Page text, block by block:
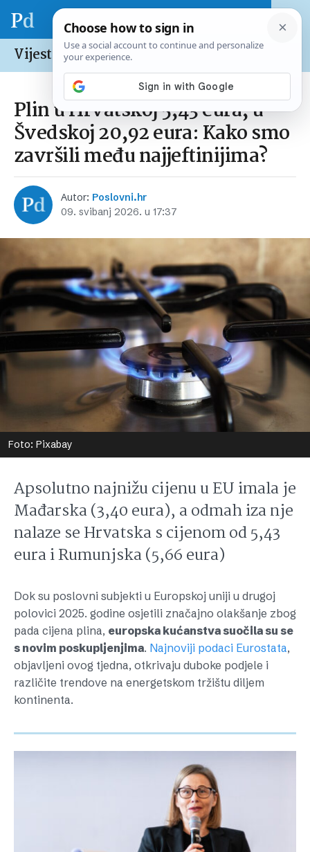
Vijesti /Europska unija
Plin u Hrvatskoj 5,43 eura, u
Švedskoj 20,92 eura: Kako smo
završili među najjeftinijima?
Autor: Poslovni.hr
09. svibanj 2026. u 17:37
Foto: Pixabay
Apsolutno najnižu cijenu u EU imala je
Mađarska (3,40 eura), a odmah iza nje
nalaze se Hrvatska s cijenom od 5,43
eura i Rumunjska (5,66 eura)
Dok su poslovni subjekti u Europskoj uniji u drugoj
polovici 2025. godine osjetili značajno olakšanje zbog
pada cijena plina, europska kućanstva suočila su se
s novim poskupljenjima. Najnoviji podaci Eurostata,
objavljeni ovog tjedna, otkrivaju duboke podjele i
različite trendove na energetskom tržištu diljem
kontinenta.